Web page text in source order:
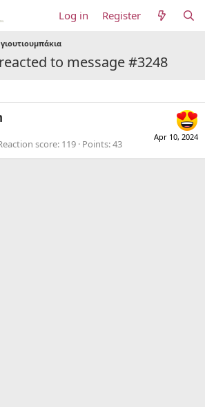
Log in Register
to message #3248
Apr 10, 2024
score 119 Points 43